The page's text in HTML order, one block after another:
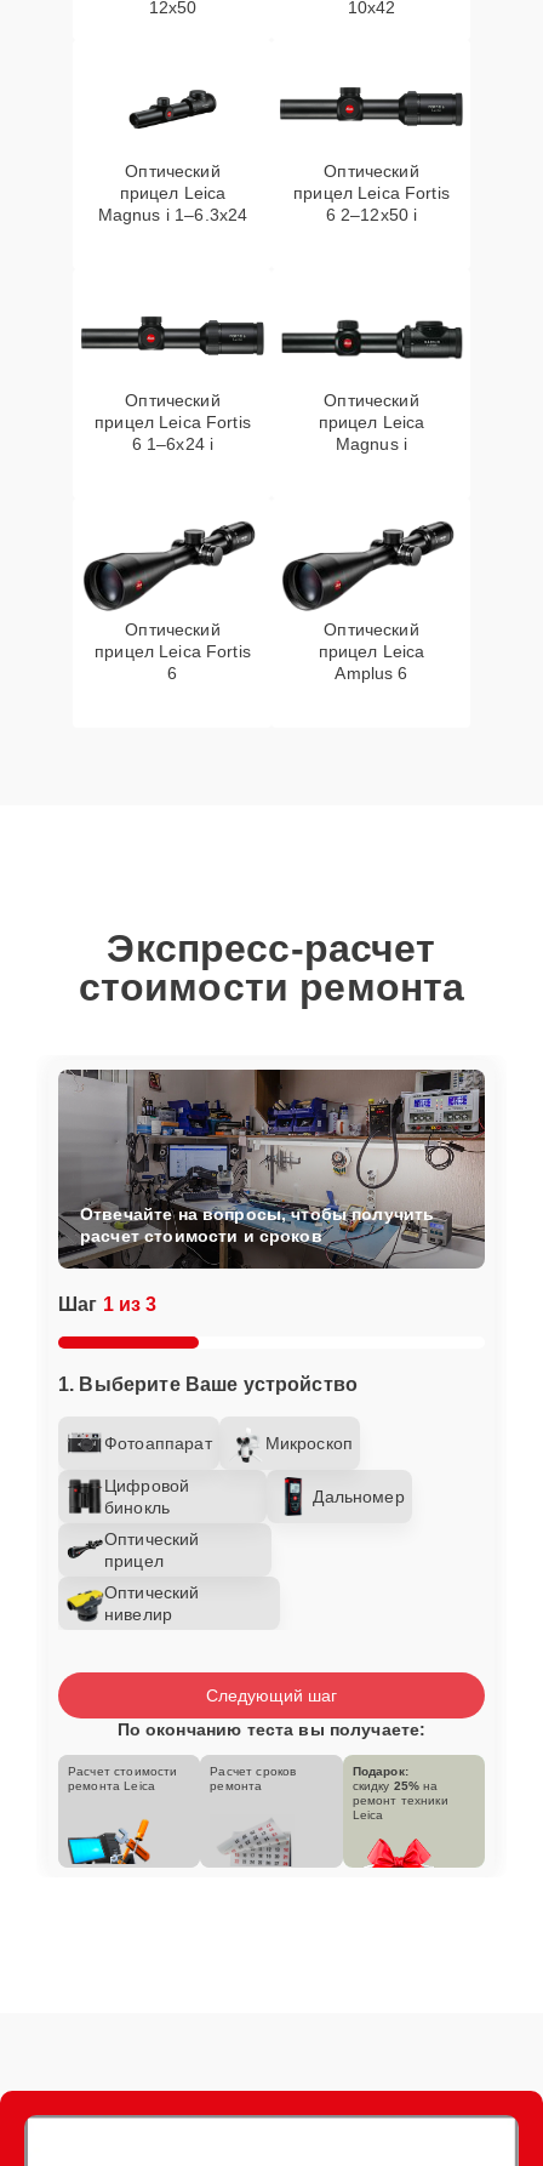
12x50 10x42
Оптический
прицел Leica
Magnus i 1–6.3x24
Оптический
прицел Leica Fortis
6 2–12x50 i
Оптический
прицел Leica Fortis
6 1–6x24 i
Оптический
прицел Leica
Magnus i
Оптический
прицел Leica Fortis
6
Оптический
прицел Leica
Amplus 6
Экспресс-расчет
стоимости ремонта
Шаг 1 из 3
1. Выберите Ваше устройство
Фотоаппарат Микроскоп
Цифровой
бинокль
Дальномер
Оптический
прицел
Оптический
нивелир
Отвечайте на вопросы, чтобы получить
расчет стоимости и сроков
Следующий шаг
По окончанию теста вы получаете:
Расчет стоимости
ремонта Leica
Расчет сроков
ремонта
Подарок:
скидку 25% на
ремонт техники
Leica